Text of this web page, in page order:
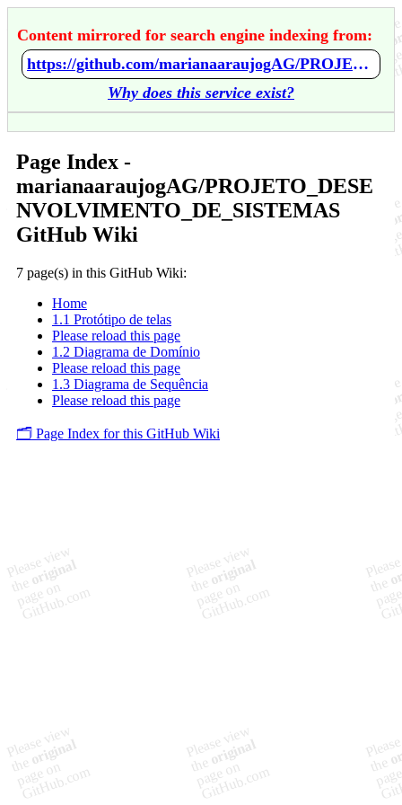
Content mirrored for search engine indexing from:
https://github.com/marianaaraujogAG/PROJETO_DESENVOLVIMENTO_DE_SISTEMAS/wiki/Home
Why does this service exist?
Page Index -
marianaaraujogAG/PROJETO_DESE
NVOLVIMENTO_DE_SISTEMAS
GitHub Wiki
7 page(s) in this GitHub Wiki:
Home
1.1 Protótipo de telas
Please reload this page
1.2 Diagrama de Domínio
Please reload this page
1.3 Diagrama de Sequência
Please reload this page
🗂️ Page Index for this GitHub Wiki